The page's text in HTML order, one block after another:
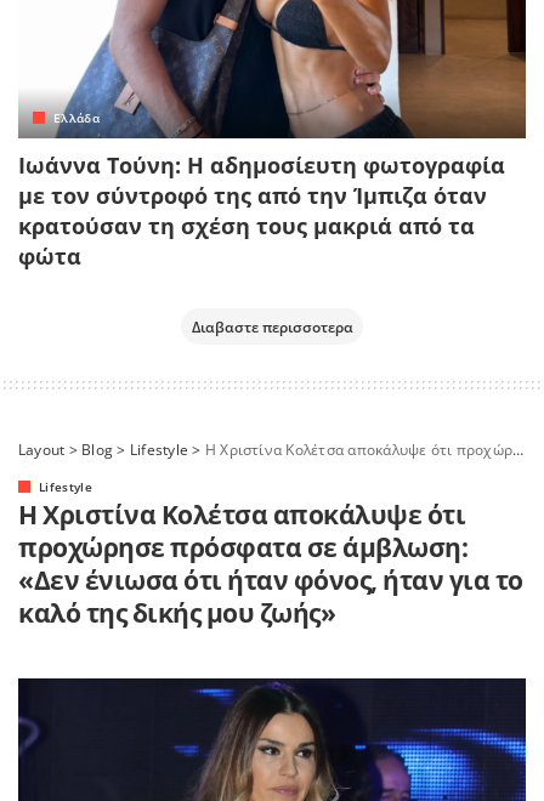
Ελλάδα
Ιωάννα Τούνη: Η αδημοσίευτη φωτογραφία
με τον σύντροφό της από την Ίμπιζα όταν
κρατούσαν τη σχέση τους μακριά από τα
φώτα
Διαβαστε περισσοτερα
Layout > Blog> Lifestyle > Η Χριστίνα Κολέτσα αποκάλυψε ότι προχώρησε πρόσφατα σε άμβλωση: «Δεν ένιωσα ότι ήταν φόνος, ήταν για το καλό της δικής μου ζωής»
Lifestyle
Η Χριστίνα Κολέτσα αποκάλυψε ότι
προχώρησε πρόσφατα σε άμβλωση:
«Δεν ένιωσα ότι ήταν φόνος, ήταν για το
καλό της δικής μου ζωής»